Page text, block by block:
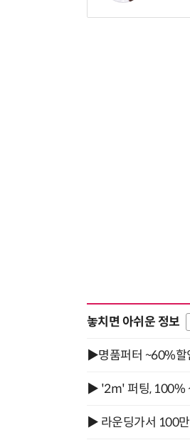
놓치면 아쉬운 정보
▶명품퍼터 ~60%할
▶ '2m' 퍼팅, 100%
▶ 라운딩가서 100